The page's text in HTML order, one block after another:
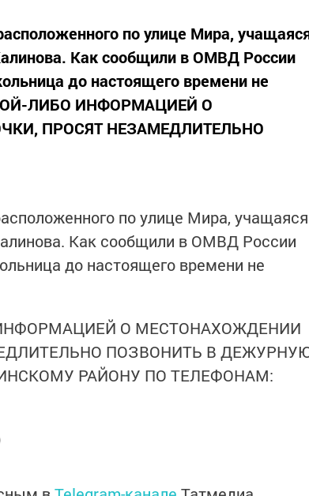
по улице Мира,
Как сообщили в ОМВД России
до настоящего времени не
ЛИБО ИНФОРМАЦИЕЙ О
ПРОСЯТ НЕЗАМЕДЛИТЕЛЬНО
по улице Мира, учащаяся
Как сообщили в ОМВД России
до настоящего времени не
О МЕСТОНАХОЖДЕНИИ
ПОЗВОНИТЬ В
РАЙОНУ ПО ТЕЛЕФОНАМ: